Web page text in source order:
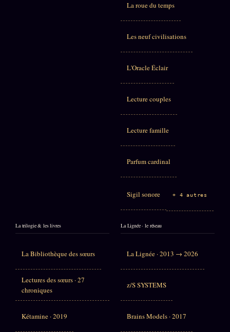
La roue du temps
Les neuf civilisations
L'Oracle Éclair
Lecture couples
Lecture famille
Parfum cardinal
Sigil sonore + 4 autres
La trilogie & les livres
La Bibliothèque des sœurs
Lectures des sœurs · 27
chroniques
Kétamine · 2019
La Lignée · le réseau
La Lignée · 2013 → 2026
z/S SYSTEMS
Brains Models · 2017